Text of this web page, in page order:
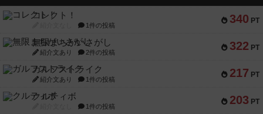
340 PT
コレクト！
1件の投稿
322 PT
無限まちがいさがし
紹介文あり 2件の投稿
217 PT
ガルフストライク
紹介文あり 1件の投稿
203 PT
クルティボ
1件の投稿